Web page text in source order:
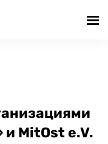
MitOst e.V.